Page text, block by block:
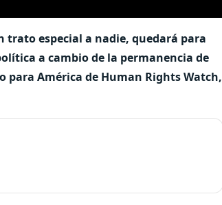
trato especial a nadie, quedará para
a cambio de la permanencia de
para América de Human Rights Watch,